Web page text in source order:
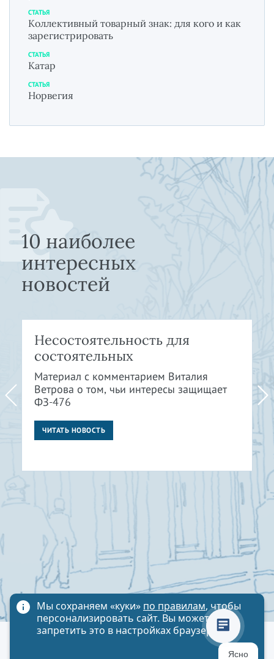
СТАТЬЯ
Коллективный товарный знак: для кого и как
зарегистрировать
СТАТЬЯ
Катар
СТАТЬЯ
Норвегия
10 наиболее
интересных
новостей
Несостоятельность для
состоятельных
Материал с комментарием Виталия
Ветрова о том, чьи интересы защищает
ФЗ-476
ЧИТАТЬ НОВОСТЬ
Политика обработки персональных данных
Мы сохраняем «куки» по правилам, чтобы
персонализировать сайт. Вы можете
запретить это в настройках браузера
Ясно